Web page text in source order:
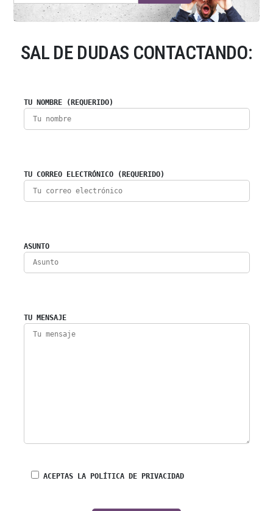
SAL DE DUDAS CONTACTANDO:
TU NOMBRE (REQUERIDO)
TU CORREO ELECTRÓNICO (REQUERIDO)
ASUNTO
TU MENSAJE
ACEPTAS LA POLÍTICA DE PRIVACIDAD